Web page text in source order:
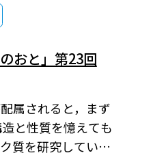
おと」第23回
属されると，まず
と性質を憶えても
質を研究している